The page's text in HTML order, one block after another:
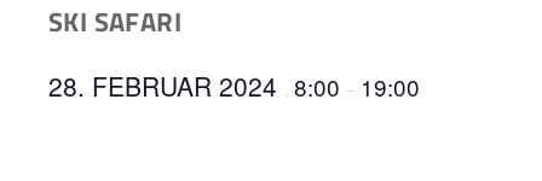
SKI SAFARI
28. FEBRUAR 2024 8:00 – 19:00